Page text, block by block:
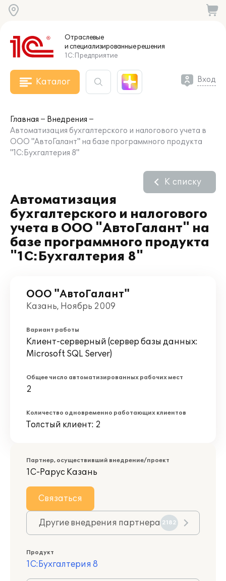
Отраслевые
и специализированныерешения
1С:Предприятие
Каталог Вход
Главная
Внедрения
Автоматизация бухгалтерского и налогового учета в
ООО "АвтоГалант" на базе программного продукта
"1С:Бухгалтерия 8"
Автоматизация
бухгалтерского и налогового
учета в ООО "АвтоГалант" на
базе программного продукта
"1С:Бухгалтерия 8"
К списку
ООО "АвтоГалант"
Казань, Ноябрь 2009
Вариант работы
Клиент-серверный (сервер базы данных:
Microsoft SQL Server)
Общее число автоматизированных рабочих мест
2
Количество одновременно работающих клиентов
Толстый клиент: 2
Партнер, осуществивший внедрение/проект
1С-Рарус Казань
Связаться
Другие внедрения партнера 2182
Продукт
1С:Бухгалтерия 8